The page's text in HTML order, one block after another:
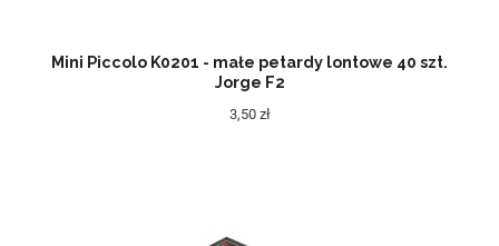
Mini Piccolo K0201 - małe petardy lontowe 40 szt.
Jorge F2
3,50 zł